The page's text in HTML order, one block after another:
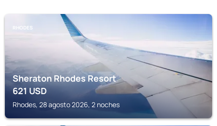
RHODES
Sheraton Rhodes Resort
621USD
Rhodes, 28 agosto 2026, 2 noches